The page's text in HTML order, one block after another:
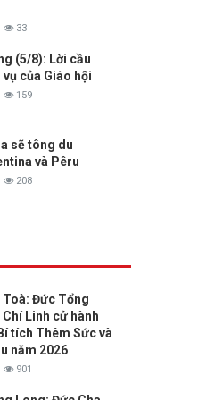
33
(5/8): Lời cầu
của Giáo hội
159
sẽ tông du
và Pêru
208
Toà: Đức Tổng
Linh cử hành
tích Thêm Sức và
năm 2026
901